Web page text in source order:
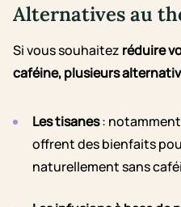
Alternatives au
Si vous souhaitez réduire
caféine, plusieurs
Les tisanes: notamment
offrent des bienfaits
naturellement sans